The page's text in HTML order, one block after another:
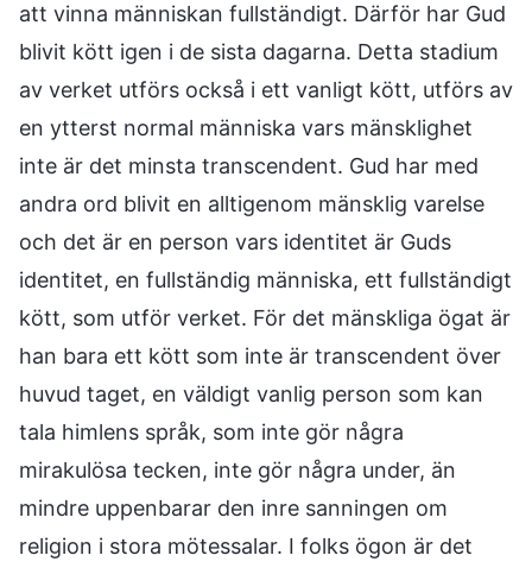
att vinna människan fullständigt. Därför har Gud
blivit kött igen i de sista dagarna. Detta stadium
av verket utförs också i ett vanligt kött, utförs av
en ytterst normal människa vars mänsklighet
inte är det minsta transcendent. Gud har med
andra ord blivit en alltigenom mänsklig varelse
och det är en person vars identitet är Guds
identitet, en fullständig människa, ett fullständigt
kött, som utför verket. För det mänskliga ögat är
han bara ett kött som inte är transcendent över
huvud taget, en väldigt vanlig person som kan
tala himlens språk, som inte gör några
mirakulösa tecken, inte gör några under, än
mindre uppenbarar den inre sanningen om
religion i stora mötessalar. I folks ögon är det